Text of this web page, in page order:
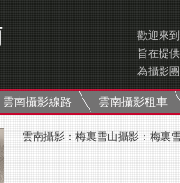
歡迎來
旨在提供
為攝影
雲南攝影線路 雲南攝影租車
雲南攝影 ： 梅裏雪山攝影 ： 梅裏